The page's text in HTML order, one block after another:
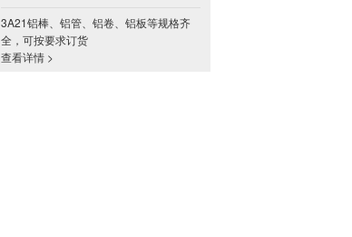
3A21铝棒、铝管、铝卷、铝板等规格齐
全，可按要求订货
查看详情 >